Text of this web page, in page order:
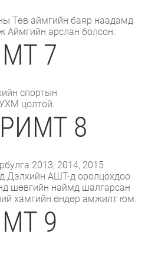
Төв аймгийн баяр наадамд
Аймгийн арслан болсон.
7
спортын
цолтой.
8
2013, 2014, 2015
Дэлхийн АШТ-д оролцохдоо
шөвгийн наймд шалгарсан
хамгийн өндөр амжилт юм.
9